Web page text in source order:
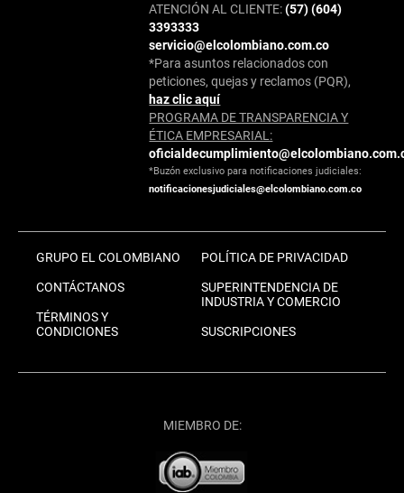
ATENCIÓN AL CLIENTE:(57) (604)
3393333
servicio@elcolombiano.com.co
*Para asuntos relacionados con
peticiones, quejas y reclamos (PQR),
haz clic aquí
PROGRAMA DE TRANSPARENCIA Y
ÉTICA EMPRESARIAL:
*Buzón exclusivo para notificaciones judiciales:
notificacionesjudiciales@elcolombiano.com.co
GRUPO EL COLOMBIANO
CONTÁCTANOS
TÉRMINOS Y
CONDICIONES
POLÍTICA DE PRIVACIDAD
SUPERINTENDENCIA DE
INDUSTRIA Y COMERCIO
SUSCRIPCIONES
MIEMBRO DE: